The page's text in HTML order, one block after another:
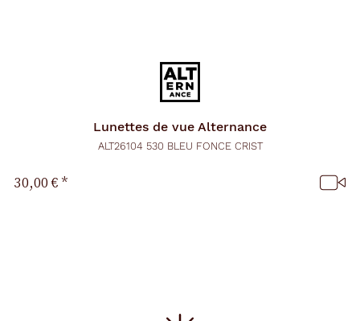
Lunettes de vue Alternance
ALT26104 530 BLEU FONCE CRIST
30,00 €*